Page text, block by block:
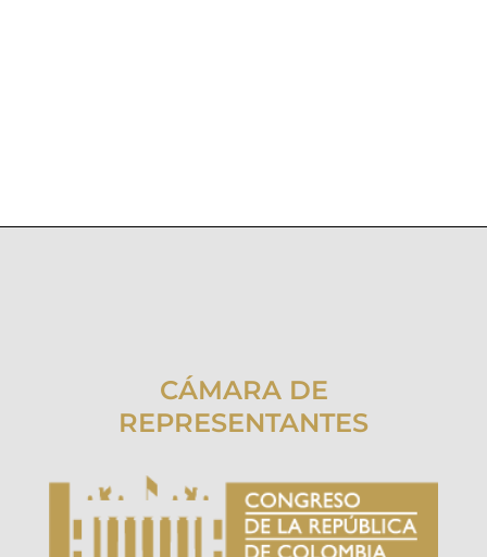
CÁMARA DE
REPRESENTANTES